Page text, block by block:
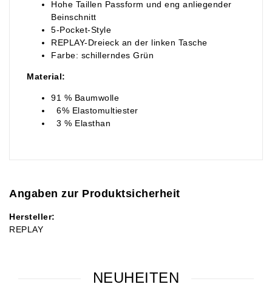
Hohe Taillen Passform und eng anliegender
Beinschnitt
5-Pocket-Style
REPLAY-Dreieck an der linken Tasche
Farbe: schillerndes Grün
Material:
91 % Baumwolle
6% Elastomultiester
3 % Elasthan
Angaben zur Produktsicherheit
Hersteller:
REPLAY
NEUHEITEN